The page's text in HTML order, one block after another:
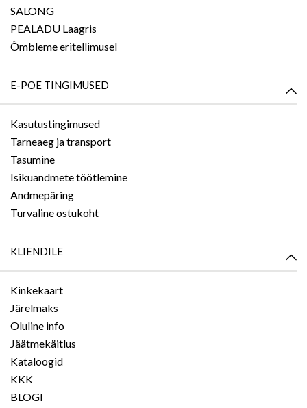
SALONG
PEALADU Laagris
Õmbleme eritellimusel
E-POE TINGIMUSED
Kasutustingimused
Tarneaeg ja transport
Tasumine
Isikuandmete töötlemine
Andmepäring
Turvaline ostukoht
KLIENDILE
Kinkekaart
Järelmaks
Oluline info
Jäätmekäitlus
Kataloogid
KKK
BLOGI